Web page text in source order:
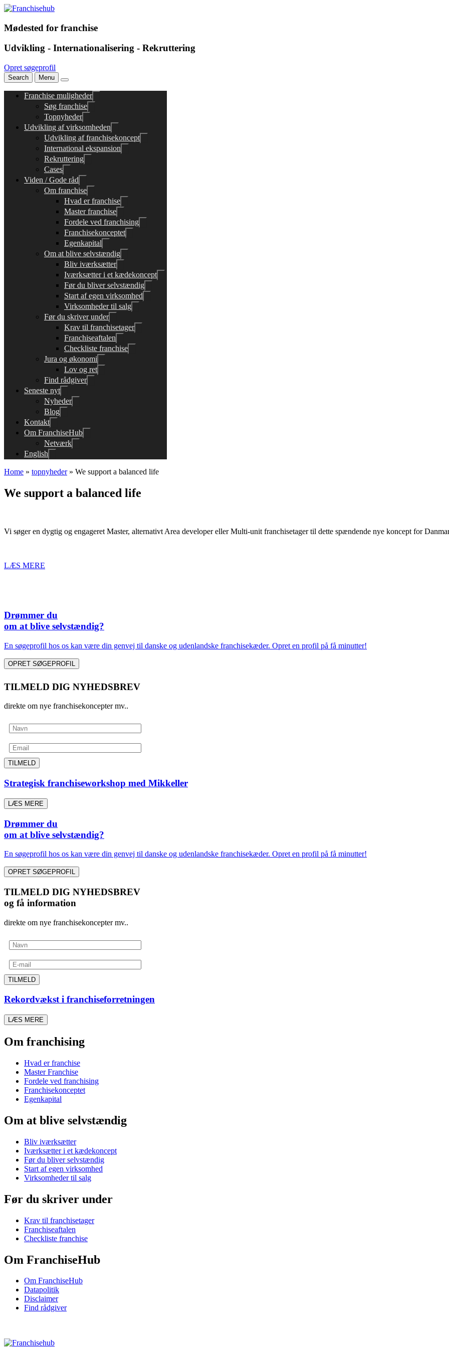
Mødested for franchise
Udvikling - Internationalisering - Rekruttering
Opret søgeprofil
Search Menu
Franchise muligheder
Søg franchise
Topnyheder
Udvikling af virksomheden
Udvikling af franchisekoncept
International ekspansion
Rekruttering
Cases
Viden / Gode råd
Om franchise
Hvad er franchise
Master franchise
Fordele ved franchising
Franchisekonceptet
Egenkapital
Om at blive selvstændig
Bliv iværksætter
Iværksætter i et kædekoncept
Før du bliver selvstændig
Start af egen virksomhed
Virksomheder til salg
Før du skriver under
Krav til franchisetager
Franchiseaftalen
Checkliste franchise
Jura og økonomi
Lov og ret
Find rådgiver
Seneste nyt
Nyheder
Blog
Kontakt
Om FranchiseHub
Netværk
English
Home » topnyheder» We support a balanced life
We support a balanced life
Vi søger en dygtig og engageret Master, alternativt Area developer eller Multi-unit franchisetager til dette spændende nye koncept for
LÆS MERE
Drømmer du
om at blive selvstændig?
En søgeprofil hos os kan være din genvej til danske og udenlandske franchisekæder. Opret en profil på få minutter!
OPRET SØGEPROFIL
TILMELD DIG NYHEDSBREV
direkte om nye franchisekoncepter mv..
TILMELD
Strategisk franchiseworkshop med Mikkeller
LÆS MERE
Drømmer du
om at blive selvstændig?
En søgeprofil hos os kan være din genvej til danske og udenlandske franchisekæder. Opret en profil på få minutter!
OPRET SØGEPROFIL
TILMELD DIG NYHEDSBREV
og få information
direkte om nye franchisekoncepter mv..
TILMELD
Rekordvækst i franchiseforretningen
LÆS MERE
Om franchising
Hvad er franchise
Master Franchise
Fordele ved franchising
Franchisekonceptet
Egenkapital
Om at blive selvstændig
Bliv iværksætter
Iværksætter i et kædekoncept
Før du bliver selvstændig
Start af egen virksomhed
Virksomheder til salg
Før du skriver under
Krav til franchisetager
Franchiseaftalen
Checkliste franchise
Om FranchiseHub
Om FranchiseHub
Datapolitik
Disclaimer
Find rådgiver